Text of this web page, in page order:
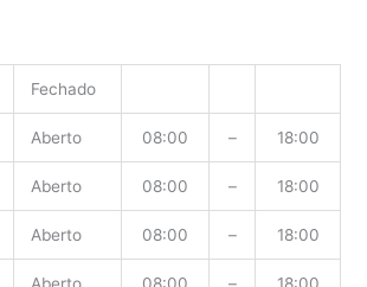
Fechado
Aberto 08:00 – 18:00
Aberto 08:00 – 18:00
Aberto 08:00 – 18:00